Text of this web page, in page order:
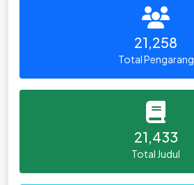
21,258
Total Pengarang
21,433
Total Judul